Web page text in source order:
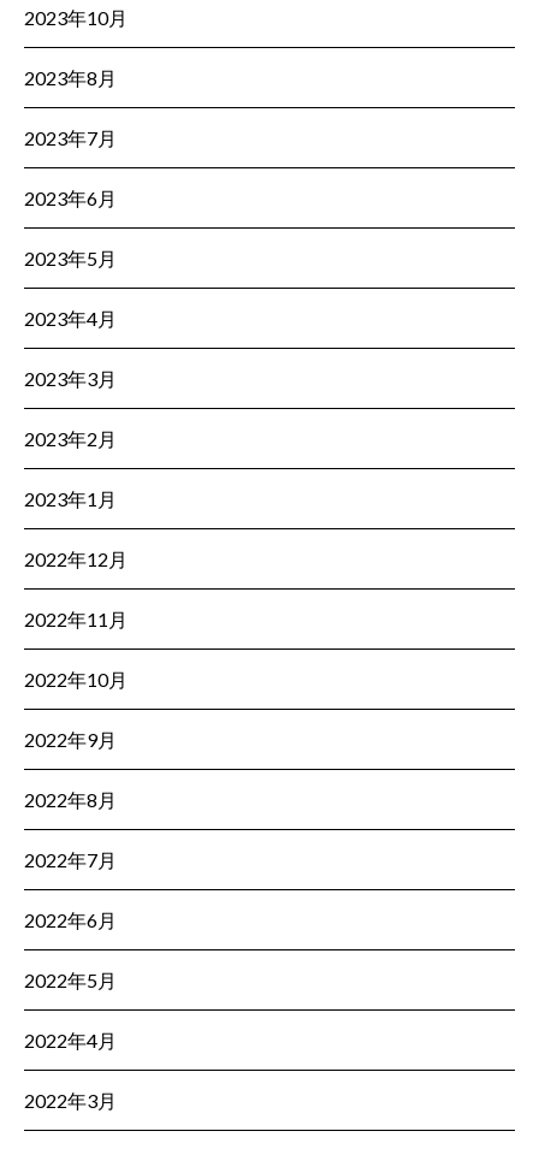
2023年10月
2023年8月
2023年7月
2023年6月
2023年5月
2023年4月
2023年3月
2023年2月
2023年1月
2022年12月
2022年11月
2022年10月
2022年9月
2022年8月
2022年7月
2022年6月
2022年5月
2022年4月
2022年3月